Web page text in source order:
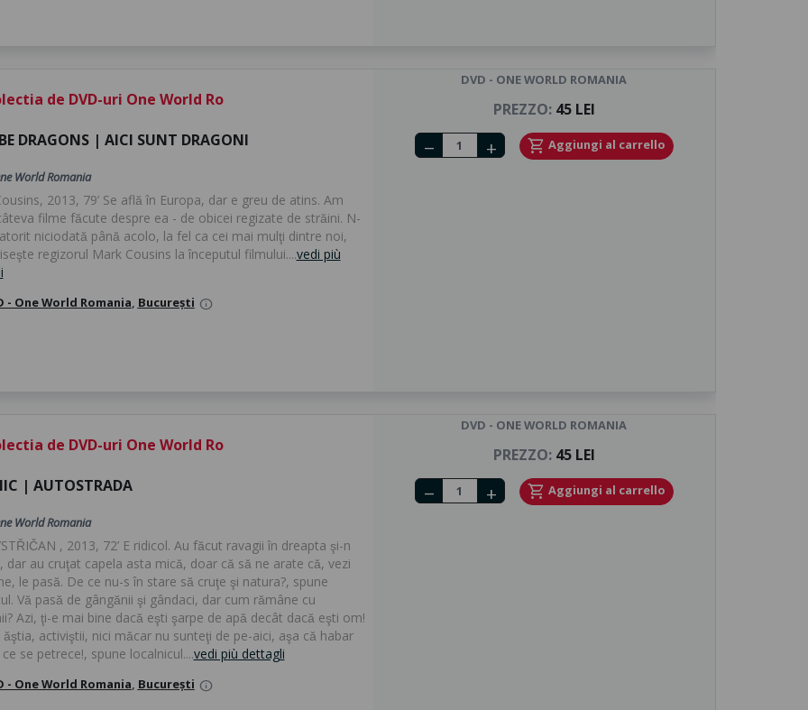
de DVD-uri One World Ro
DRAGONS | AICI SUNT DRAGONI
World Romania
2013, 79’ Se află în Europa, dar e greu de atins. Am
filme făcute despre ea - de obicei regizate de străini. N-
niciodată până acolo, la fel ca cei mai mulţi dintre noi,
regizorul Mark Cousins la începutul filmului....vedi più
- One World Romania, București info
DVD - ONE WORLD ROMANIA
PREZZO:45 LEI
Number of tickets
remove add shopping_cart Aggiungi al carrello
de DVD-uri One World Ro
| AUTOSTRADA
World Romania
, 2013, 72’ E ridicol. Au făcut ravagii în dreapta şi-n
dar au cruţat capela asta mică, doar că să ne arate că, vezi
le pasă. De ce nu-s în stare să cruţe şi natura?, spune
Vă pasă de gângănii şi gândaci, dar cum rămâne cu
Azi, ţi-e mai bine dacă eşti şarpe de apă decât dacă eşti om!
ăştia, activiştii, nici măcar nu sunteţi de pe-aici, aşa că habar
se petrece!, spune localnicul....vedi più dettagli
- One World Romania, București info
DVD - ONE WORLD ROMANIA
PREZZO:45 LEI
Number of tickets
remove add shopping_cart Aggiungi al carrello